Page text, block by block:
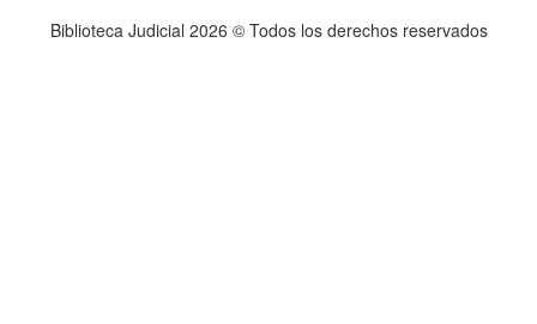
Biblioteca Judicial 2026 © Todos los derechos reservados